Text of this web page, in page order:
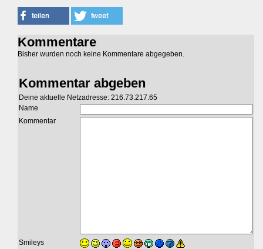
Kommentare
Bisher wurden noch keine Kommentare abgegeben.
Kommentar abgeben
Deine aktuelle Netzadresse: 216.73.217.65
Name
Kommentar
Smileys